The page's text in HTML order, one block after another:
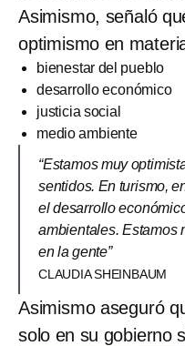
Asimismo, señaló
optimismo en
bienestar del pueblo
desarrollo económico
justicia social
medio ambiente
“Estamos muy
sentidos. En turismo,
el desarrollo
ambientales. Estamos
en la gente”
CLAUDIA SHEINBAUM
Asimismo aseguró
solo en su gobierno